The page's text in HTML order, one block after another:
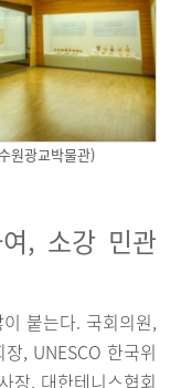
원광교박물관)
, 소강 민관
붙는다. 국회의원,
, UNESCO 한국위
장, 대한테니스협회